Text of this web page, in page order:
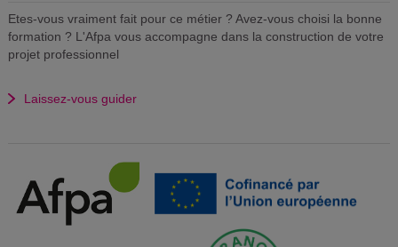
Etes-vous vraiment fait pour ce métier ? Avez-vous choisi la bonne
formation ? L'Afpa vous accompagne dans la construction de votre
projet professionnel
Laissez-vous guider